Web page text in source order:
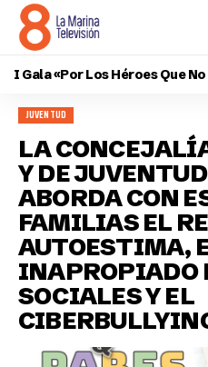
I Gala «Por Los Héroes Que
JUVENTUD
LA
Y DE
ABORDA CON
FAMILIAS EL
AUTOESTIMA,
INAPROPIADO
SOCIALES Y EL